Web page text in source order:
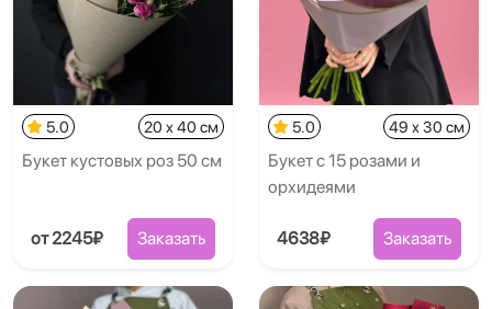
5.0 20 x 40 см
Букет кустовых роз 50 см
от 2245₽ Заказать
5.0 49 x 30 см
Букет с 15 розами и
орхидеями
4638₽ Заказать